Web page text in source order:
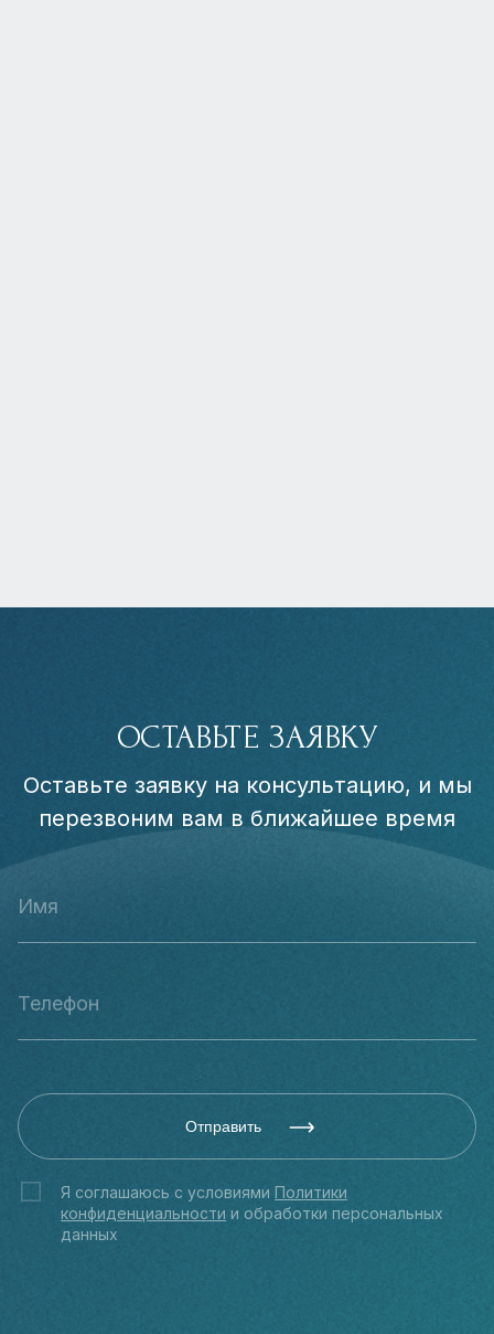
ОСТАВЬТЕ ЗАЯВКУ
Оставьте заявку на консультацию, и мы
перезвоним вам в ближайшее время
Отправить
Я соглашаюсь с условиями Политики
конфиденциальности и обработки персональных
данных